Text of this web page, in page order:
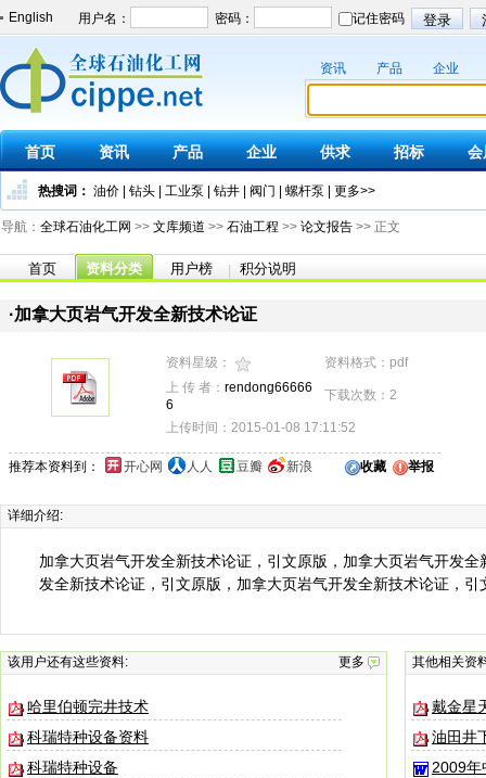
English
资讯 产品 企业
首页 资讯 产品 企业 供求 招标 会
热搜词： 油价 钻头 工业泵 钻井 阀门 螺杆泵 更多>>
导航： 全球石油化工网 >> 文库频道 >> 石油工程 >> 论文报告 >> 正文
首页 资料分类 用户榜 积分说明
·加拿大页岩气开发全新技术论证
资料星级：
资料格式：pdf
上 传 者： rendong66666
6
下载次数：2
上传时间：2015-01-08 17:11:52
推荐本资料到： 开心网 人人 豆瓣 新浪 收藏 举报
详细介绍:
加拿大页岩气开发全新技术论证，引文原版，加拿大页岩气开发
发全新技术论证，引文原版，加拿大页岩气开发全新技术论证，引
该用户还有这些资料: 更多
哈里伯顿完井技术
科瑞特种设备资料
科瑞特种设备
其他相关资
戴金星
油田井
2009年